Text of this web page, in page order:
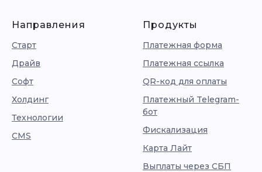
Направления
Старт
Драйв
Софт
Холдинг
Технологии
CMS
Продукты
Платежная форма
Платежная ссылка
QR-код для оплаты
Платежный Telegram-
бот
Фискализация
Карта Лайт
Выплаты через СБП